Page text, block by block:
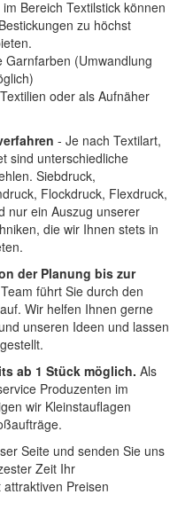
Bereich Textilstick können
zu höchst
Garnfarben (Umwandlung
oder als Aufnäher
- Je nach Textilart,
sind unterschiedliche
Siebdruck,
Flockdruck, Flexdruck,
nur ein Auszug unserer
die wir Ihnen stets in
der Planung bis zur
führt Sie durch den
Wir helfen Ihnen gerne
unseren Ideen und lassen
ab 1 Stück möglich. Als
Produzenten im
wir Kleinstauflagen
Seite und senden Sie uns
Zeit Ihr
Preisen